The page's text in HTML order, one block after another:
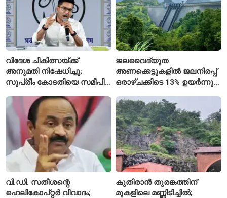
വിദേശ ചികിത്സയ്ക്ക്
അനുമതി നിഷേധിച്ചു;
സുപ്രീം കോടതിയെ സമീപിച്ച്
ജലവൈദ്യുത
അണക്കെട്ടുകളിൽ ജലനിരപ്പ്
ഒരാഴ്ചക്കിടെ 13% ഉയർന്നു;
ഇപ്പോഴും കുറവ്
വി.ഡി. സതീശന്റെ
ഹെലികോപ്റ്റർ വിവാദം;
കുതിരാൻ തുരങ്കത്തിന്
മുകളിലെ മണ്ണിടിച്ചിൽ;